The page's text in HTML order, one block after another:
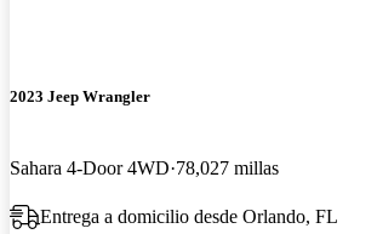
2023 Jeep Wrangler
Sahara 4-Door 4WD 78,027 millas
Entrega a domicilio desde Orlando, FL